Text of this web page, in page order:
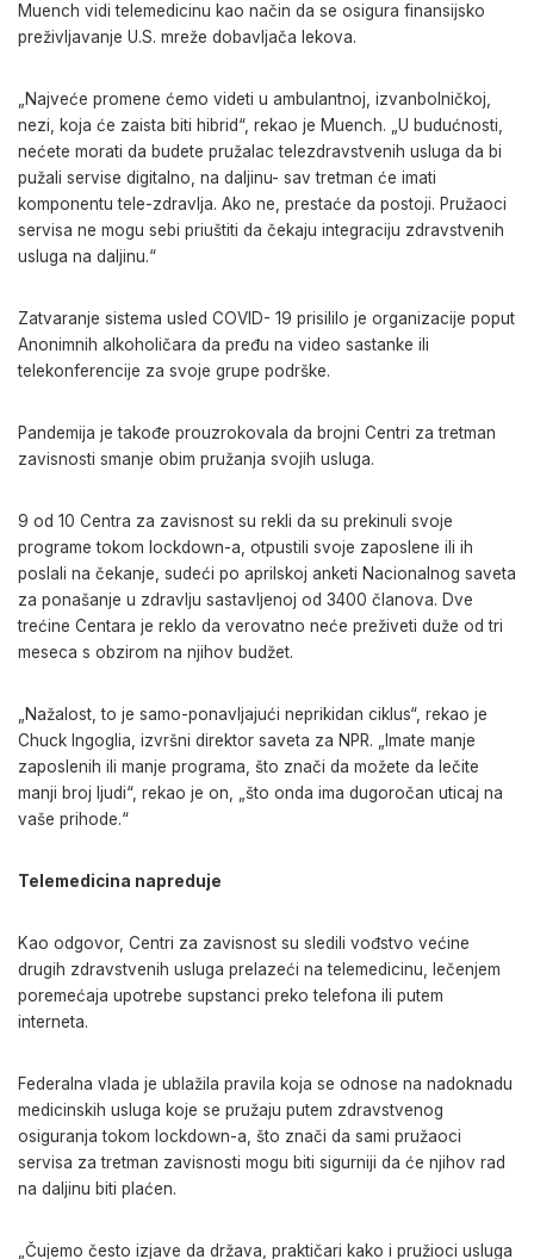
Muench vidi telemedicinu kao način da se osigura finansijsko
preživljavanje U.S. mreže dobavljača lekova.
„Najveće promene ćemo videti u ambulantnoj, izvanbolničkoj,
nezi, koja će zaista biti hibrid“, rekao je Muench. „U budućnosti,
nećete morati da budete pružalac telezdravstvenih usluga da bi
pužali servise digitalno, na daljinu- sav tretman će imati
komponentu tele-zdravlja. Ako ne, prestaće da postoji. Pružaoci
servisa ne mogu sebi priuštiti da čekaju integraciju zdravstvenih
usluga na daljinu.“
Zatvaranje sistema usled COVID- 19 prisililo je organizacije poput
Anonimnih alkoholičara da pređu na video sastanke ili
telekonferencije za svoje grupe podrške.
Pandemija je takođe prouzrokovala da brojni Centri za tretman
zavisnosti smanje obim pružanja svojih usluga.
9 od 10 Centra za zavisnost su rekli da su prekinuli svoje
programe tokom lockdown-a, otpustili svoje zaposlene ili ih
poslali na čekanje, sudeći po aprilskoj anketi Nacionalnog saveta
za ponašanje u zdravlju sastavljenoj od 3400 članova. Dve
trećine Centara je reklo da verovatno neće preživeti duže od tri
meseca s obzirom na njihov budžet.
„Nažalost, to je samo-ponavljajući neprikidan ciklus“, rekao je
Chuck Ingoglia, izvršni direktor saveta za NPR. „Imate manje
zaposlenih ili manje programa, što znači da možete da lečite
manji broj ljudi“, rekao je on, „što onda ima dugoročan uticaj na
vaše prihode.“
Telemedicina napreduje
Kao odgovor, Centri za zavisnost su sledili vođstvo većine
drugih zdravstvenih usluga prelazeći na telemedicinu, lečenjem
poremećaja upotrebe supstanci preko telefona ili putem
interneta.
Federalna vlada je ublažila pravila koja se odnose na nadoknadu
medicinskih usluga koje se pružaju putem zdravstvenog
osiguranja tokom lockdown-a, što znači da sami pružaoci
servisa za tretman zavisnosti mogu biti sigurniji da će njihov rad
na daljinu biti plaćen.
„Čujemo često izjave da država, praktičari kako i pružioci usluga